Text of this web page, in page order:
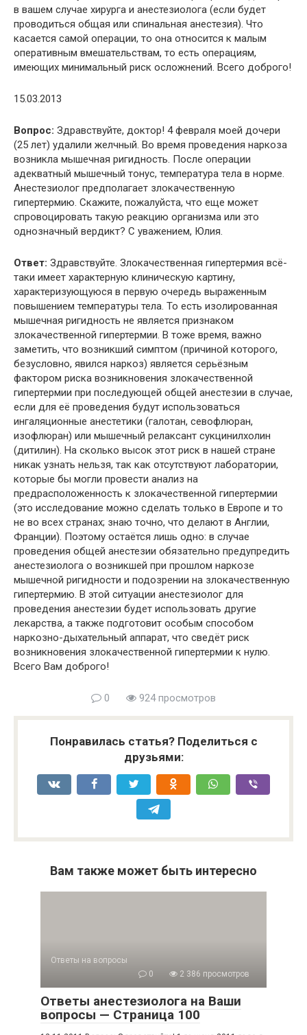
в вашем случае хирурга и анестезиолога (если будет
проводиться общая или спинальная анестезия). Что
касается самой операции, то она относится к малым
оперативным вмешательствам, то есть операциям,
имеющих минимальный риск осложнений. Всего доброго!
15.03.2013
Вопрос: Здравствуйте, доктор! 4 февраля моей дочери
(25 лет) удалили желчный. Во время проведения наркоза
возникла мышечная ригидность. После операции
адекватный мышечный тонус, температура тела в норме.
Анестезиолог предполагает злокачественную
гипертермию. Скажите, пожалуйста, что еще может
спровоцировать такую реакцию организма или это
однозначный вердикт? С уважением, Юлия.
Ответ: Здравствуйте. Злокачественная гипертермия всё-
таки имеет характерную клиническую картину,
характеризующуюся в первую очередь выраженным
повышением температуры тела. То есть изолированная
мышечная ригидность не является признаком
злокачественной гипертермии. В тоже время, важно
заметить, что возникший симптом (причиной которого,
безусловно, явился наркоз) является серьёзным
фактором риска возникновения злокачественной
гипертермии при последующей общей анестезии в случае,
если для её проведения будут использоваться
ингаляционные анестетики (галотан, севофлюран,
изофлюран) или мышечный релаксант сукцинилхолин
(дитилин). На сколько высок этот риск в нашей стране
никак узнать нельзя, так как отсутствуют лаборатории,
которые бы могли провести анализ на
предрасположенность к злокачественной гипертермии
(это исследование можно сделать только в Европе и то
не во всех странах; знаю точно, что делают в Англии,
Франции). Поэтому остаётся лишь одно: в случае
проведения общей анестезии обязательно предупредить
анестезиолога о возникшей при прошлом наркозе
мышечной ригидности и подозрении на злокачественную
гипертермию. В этой ситуации анестезиолог для
проведения анестезии будет использовать другие
лекарства, а также подготовит особым способом
наркозно-дыхательный аппарат, что сведёт риск
возникновения злокачественной гипертермии к нулю.
Всего Вам доброго!
0 924 просмотров
Понравилась статья? Поделиться с
друзьями:
Вам также может быть интересно
Ответы на вопросы
0
2 386 просмотров
Ответы анестезиолога на Ваши
вопросы — Страница 100